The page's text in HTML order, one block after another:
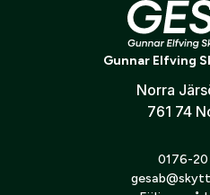
Strömförsörjning: AA-
uppladdningsbara batterier
Två batterikassetter
Batterier och SD-kort säljs
Jag godkänner att mina
personuppgiftspolicy.
Gunnar Elfving
Norra
761 74
0176-